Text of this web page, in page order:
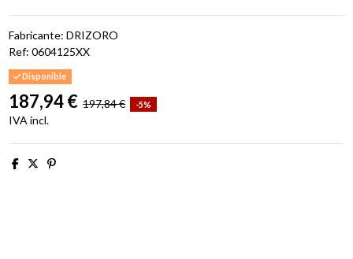
Fabricante: DRIZORO
Ref: 0604125XX
Disponible
187,94 € 197,84 € -5%
IVA incl.